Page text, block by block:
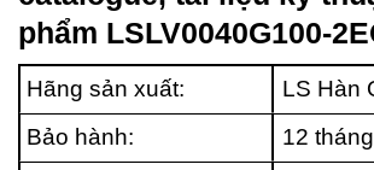
phẩm LSLV0040G100-
Hãng sản xuất:
LS Hàn
Bảo hành:
12